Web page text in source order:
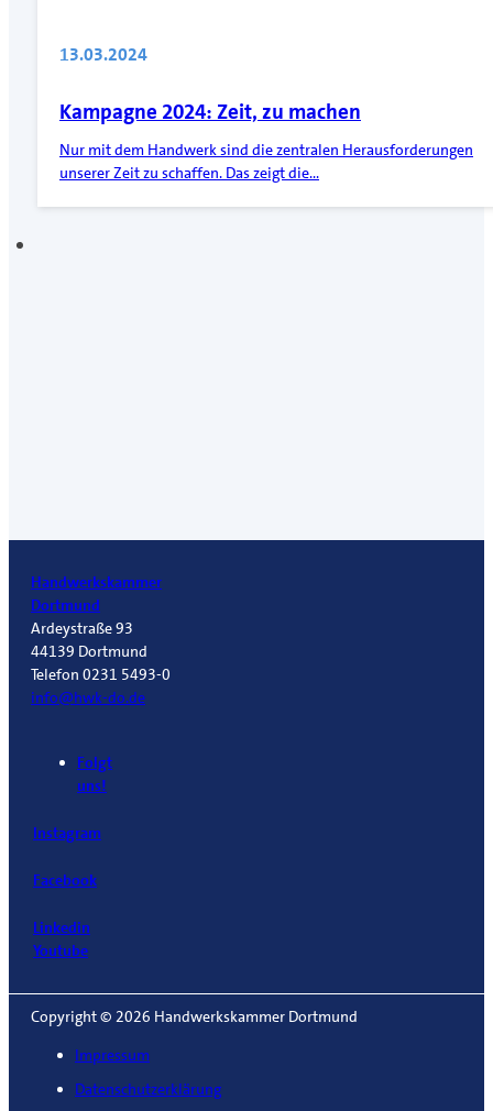
13.03.2024
Kampagne 2024: Zeit, zu machen
Nur mit dem Handwerk sind die zentralen Herausforderungen
unserer Zeit zu schaffen. Das zeigt die…
Handwerkskammer
Dortmund
Ardeystraße 93
44139 Dortmund
Telefon 0231 5493-0
info@hwk-do.de
Folgt
uns!
Instagram
Facebook
Linkedin
Youtube
Copyright © 2026 Handwerkskammer Dortmund
Impressum
Datenschutzerklärung